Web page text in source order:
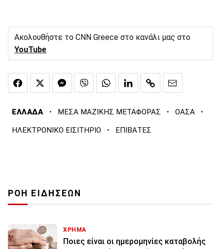
Ακολουθήστε το CNN Greece στο κανάλι μας στο
YouTube
ΕΛΛΑΔΑ · ΜΕΣΑ ΜΑΖΙΚΗΣ ΜΕΤΑΦΟΡΑΣ · ΟΑΣΑ ·
ΗΛΕΚΤΡΟΝΙΚΟ ΕΙΣΙΤΗΡΙΟ · ΕΠΙΒΑΤΕΣ
ΡΟΗ ΕΙΔΗΣΕΩΝ
ΧΡΗΜΑ
Ποιες είναι οι ημερομηνίες καταβολής